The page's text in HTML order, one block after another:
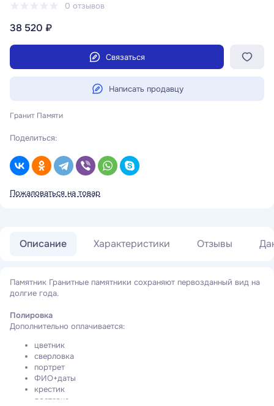
0 отзывов
38 520 ₽
Связаться
Написать продавцу
Гранит Памяти
Поделиться:
Пожаловаться на товар
Описание Характеристики Отзывы
Памятник Гранитные памятники сохраняют первозданный вид на
долгие года.
Полировка
Дополнительно оплачивается:
цветник
сверловка
портрет
ФИО+даты
крестик
доставка